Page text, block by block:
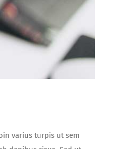
varius turpis ut sem